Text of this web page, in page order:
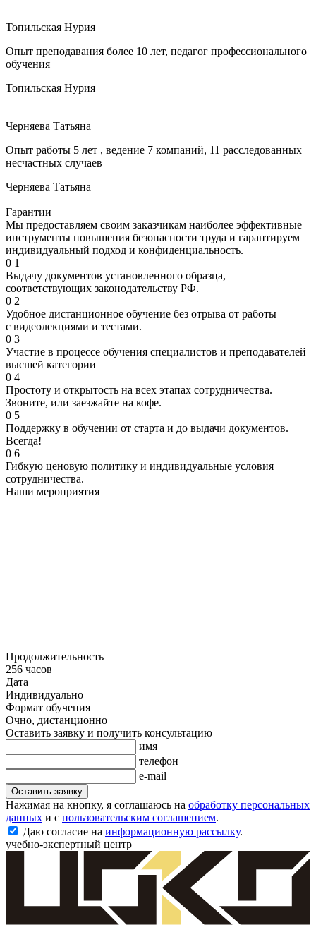
Топильская Нурия
Опыт преподавания более 10 лет, педагог профессионального
обучения
Топильская Нурия
Черняева Татьяна
Опыт работы 5 лет , ведение 7 компаний, 11 расследованных
несчастных случаев
Черняева Татьяна
Гарантии
Мы предоставляем своим заказчикам наиболее эффективные
инструменты повышения безопасности труда и гарантируем
индивидуальный подход и конфиденциальность.
0 1
Выдачу документов установленного образца,
соответствующих законодательству РФ.
0 2
Удобное дистанционное обучение без отрыва от работы
с видеолекциями и тестами.
0 3
Участие в процессе обучения специалистов и преподавателей
высшей категории
0 4
Простоту и открытость на всех этапах сотрудничества.
Звоните, или заезжайте на кофе.
0 5
Поддержку в обучении от старта и до выдачи документов.
Всегда!
0 6
Гибкую ценовую политику и индивидуальные условия
сотрудничества.
Наши мероприятия
Продолжительность
256 часов
Дата
Индивидуально
Формат обучения
Очно, дистанционно
Оставить заявку и получить консультацию
имя
телефон
e-mail
Оставить заявку
Нажимая на кнопку, я соглашаюсь на обработку персональных
данных и с пользовательским соглашением.
Даю согласие на информационную рассылку.
учебно-экспертный центр